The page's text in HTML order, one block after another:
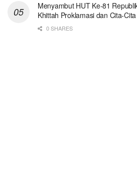
Menyambut HUT Ke-81
Khittah Proklamasi dan Cita-
0 SHARES